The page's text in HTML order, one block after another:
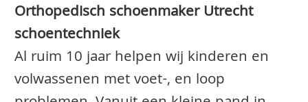
Orthopedisch schoenmaker Utrecht
schoentechniek
Al ruim 10 jaar helpen wij kinderen en
volwassenen met voet-, en loop